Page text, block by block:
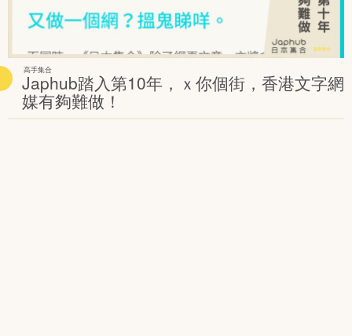
高手集合
Japhub踏入第10年，ｘ你個街，香港文字網
媒有夠難做！